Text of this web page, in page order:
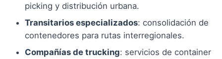
picking y distribución urbana.
Transitarios especializados: consolidación de
contenedores para rutas interregionales.
Compañías de trucking: servicios de container